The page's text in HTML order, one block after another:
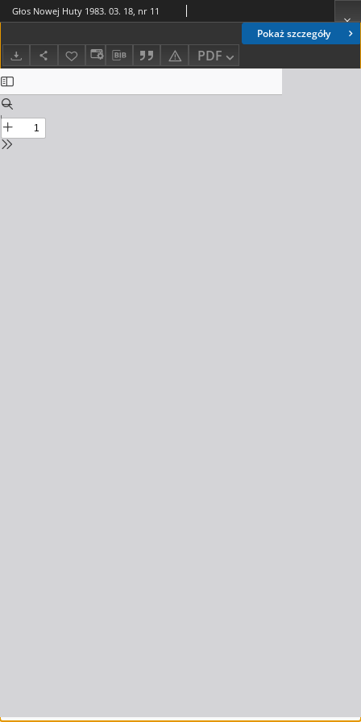
Pokaż szczegóły
PDF
Głos Nowej Huty 1983. 03. 18, nr 11